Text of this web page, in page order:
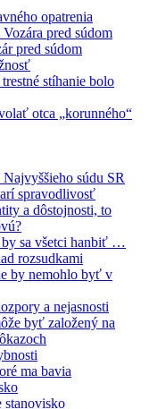
opatrenia
pred súdom
pred súdom
stíhanie bolo
otca „korunného“
súdu SR
spravodlivosť
a dôstojnosti, to
sa všetci hanbiť …
rozsudkami
by nemohlo byť v
a nejasnosti
byť založený na
ma bavia
stanovisko